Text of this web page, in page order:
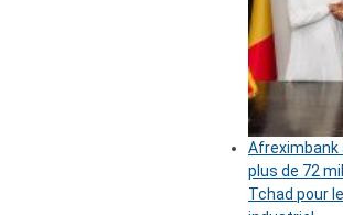
Afreximbank
plus de 72
Tchad pour